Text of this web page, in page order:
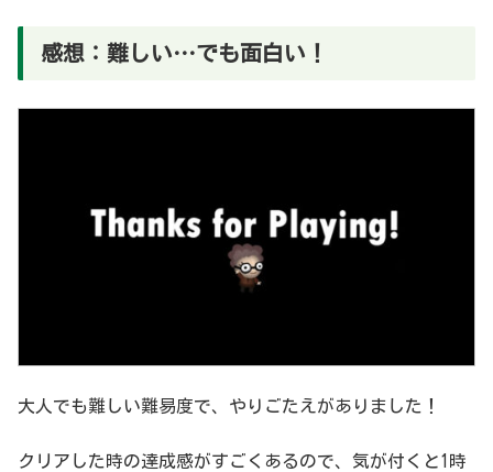
感想：難しい…でも面白い！
大人でも難しい難易度で、やりごたえがありました！
クリアした時の達成感がすごくあるので、気が付くと1時